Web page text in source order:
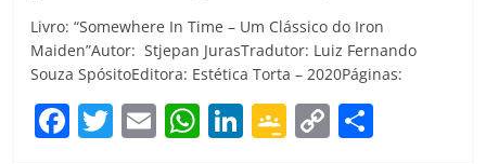
Livro: “Somewhere In Time – Um Clássico do Iron
Maiden”Autor: Stjepan JurasTradutor: Luiz Fernando
Souza SpósitoEditora: Estética Torta – 2020Páginas:
F T E W Li G C